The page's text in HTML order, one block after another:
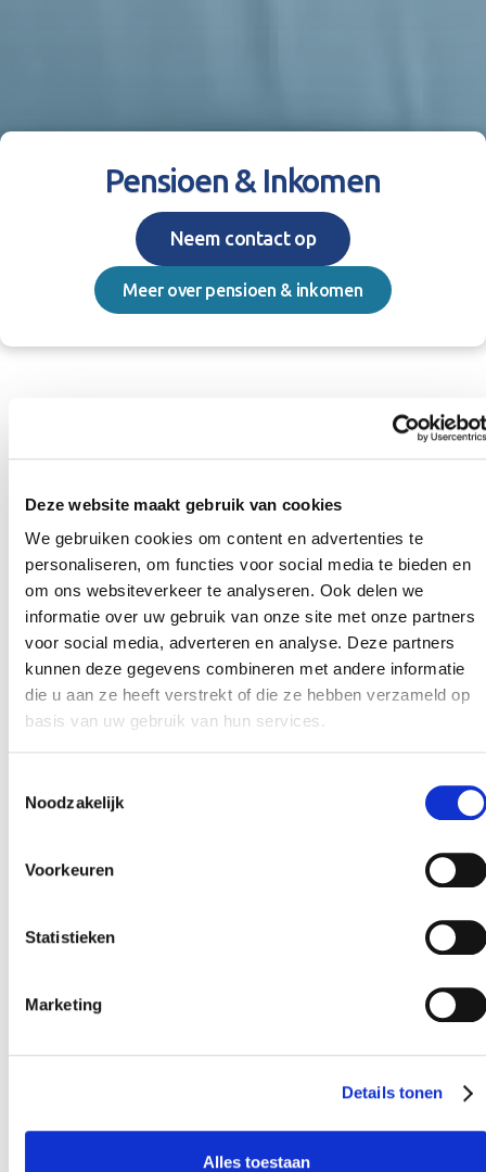
Deze website maakt gebruik van cookies
We gebruiken cookies om content en advertenties te
personaliseren, om functies voor social media te bieden en
om ons websiteverkeer te analyseren. Ook delen we
informatie over uw gebruik van onze site met onze partners
voor social media, adverteren en analyse. Deze partners
kunnen deze gegevens combineren met andere informatie
die u aan ze heeft verstrekt of die ze hebben verzameld op
basis van uw gebruik van hun services.
Noodzakelijk
Voorkeuren
Statistieken
Marketing
Details tonen
Alles toestaan
Pensioen & Inkomen
Neem contact op
Meer over pensioen & inkomen
gebied van pensioen en inkomen, ook voor je
medewerkers. Of toch niet? Er zijn zoveel wetten
en regels die zorgen voor onduidelijkheid: wat heb
je er nu écht aan? En wat moet je minimaal
geregeld hebben? Wij kijken daarom graag met je
mee. Wij maken moeilijke dingen makkelijk, zijn
op de hoogte van alle wetten en regels en geven
je inzicht van de financiële gevolgen bij diverse
scenario’s. De meest voorkomende onderwerpen
op het gebied van pensioen en inkomen vind je
Wil je meer weten over pensioen en
inkomen?